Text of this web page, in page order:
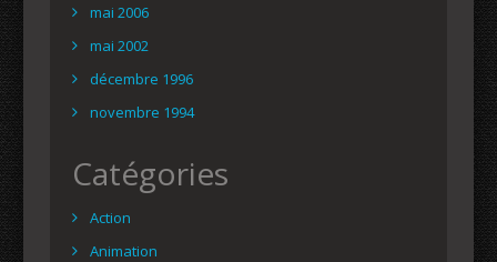
mai 2006
mai 2002
décembre 1996
novembre 1994
Catégories
Action
Animation